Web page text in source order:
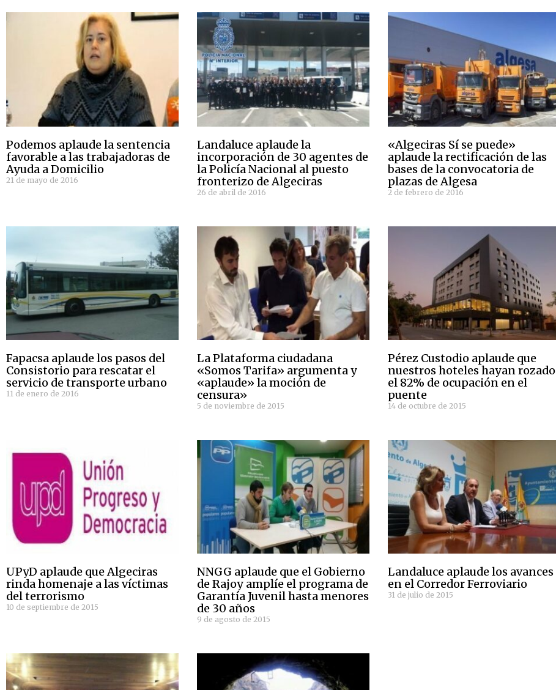
Podemos aplaude la sentencia
favorable a las trabajadoras de
Ayuda a Domicilio
21 de mayo de 2016
Landaluce aplaude la
incorporación de 30 agentes de
la Policía Nacional al puesto
fronterizo de Algeciras
26 de abril de 2016
«Algeciras Sí se puede»
aplaude la rectificación de las
bases de la convocatoria de
plazas de Algesa
2 de febrero de 2016
Fapacsa aplaude los pasos del
Consistorio para rescatar el
servicio de transporte urbano
11 de enero de 2016
La Plataforma ciudadana
«Somos Tarifa» argumenta y
«aplaude» la moción de
censura»
5 de noviembre de 2015
Pérez Custodio aplaude que
nuestros hoteles hayan rozado
el 82% de ocupación en el
puente
14 de octubre de 2015
UPyD aplaude que Algeciras
rinda homenaje a las víctimas
del terrorismo
10 de septiembre de 2015
NNGG aplaude que el Gobierno
de Rajoy amplíe el programa de
Garantía Juvenil hasta menores
de 30 años
9 de agosto de 2015
Landaluce aplaude los avances
en el Corredor Ferroviario
31 de julio de 2015